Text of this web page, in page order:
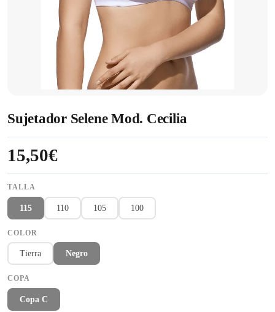
Sujetador Selene Mod. Cecilia
15,50€
TALLA
115 110 105 100
COLOR
Tierra Negro
COPA
Copa C